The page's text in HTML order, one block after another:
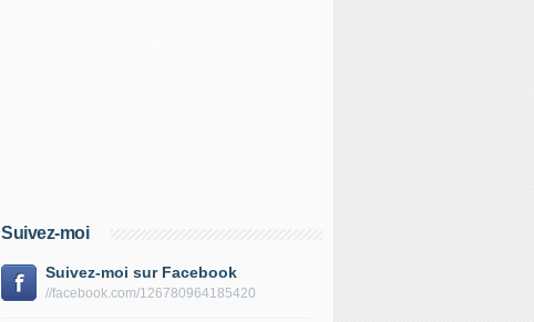
Suivez-moi
Suivez-moi sur Facebook
//facebook.com/126780964185420